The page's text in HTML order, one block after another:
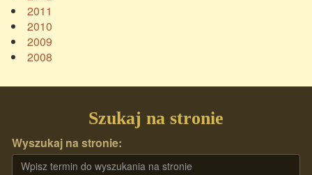
2011
2010
2009
2008
Szukaj na stronie
Wyszukaj na stronie: